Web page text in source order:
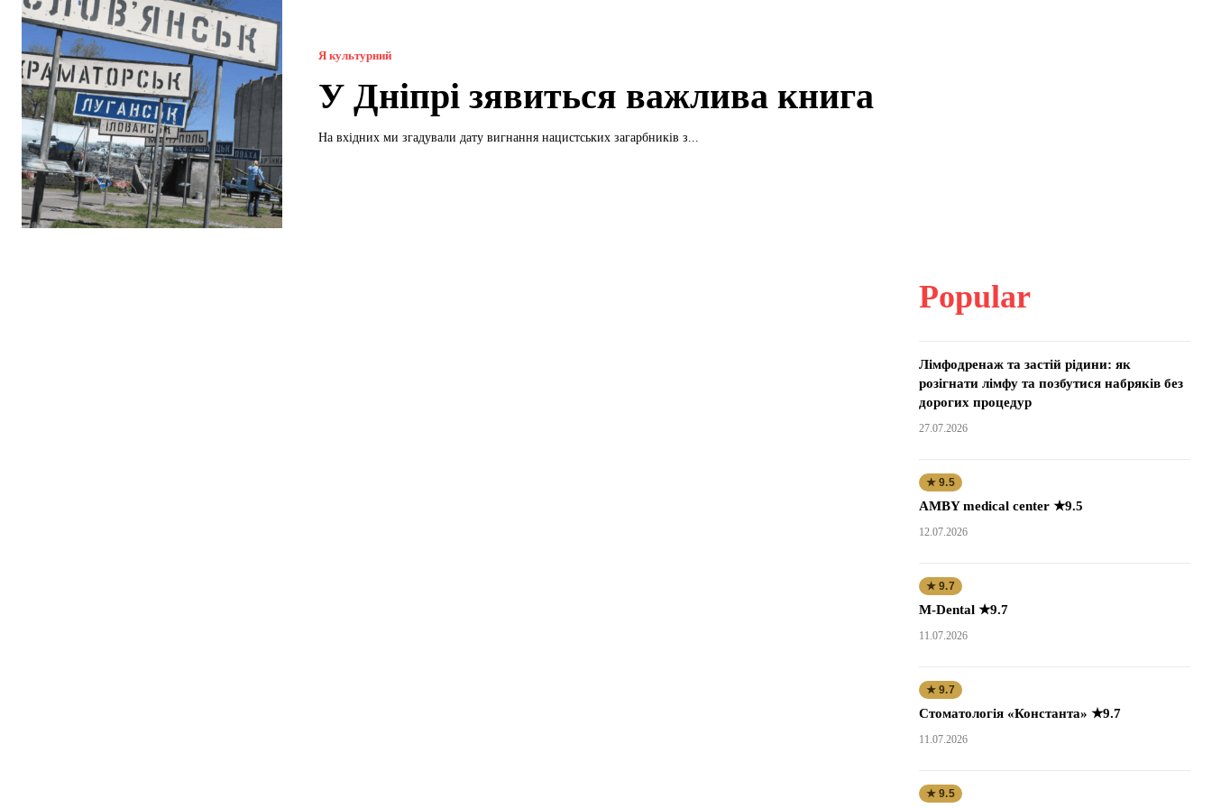
Я культурний
У Дніпрі зявиться важлива книга
На вхідних ми згадували дату вигнання нацистських загарбників з...
Popular
Лімфодренаж та застій рідини: як
розігнати лімфу та позбутися набряків без
дорогих процедур
27.07.2026
★ 9.5
AMBY medical center ★9.5
12.07.2026
★ 9.7
M-Dental ★9.7
11.07.2026
★ 9.7
Стоматологія «Константа» ★9.7
11.07.2026
★ 9.5